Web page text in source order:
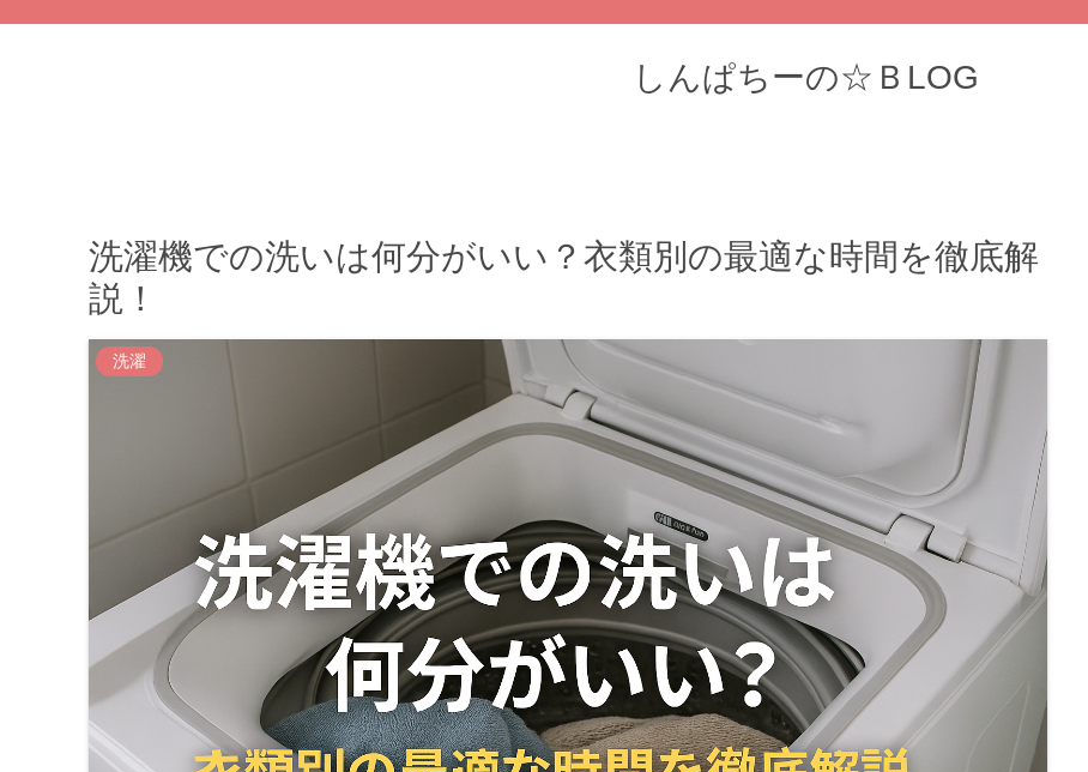
しんぱちーの☆ＢLOG
洗濯機での洗いは何分がいい？衣類別の最適な時間を徹底解
説！
洗濯